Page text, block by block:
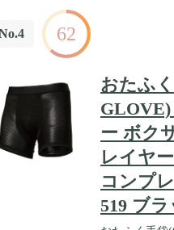
62
おたふ
ー ボク
レイヤ
コンプ
519 ブ